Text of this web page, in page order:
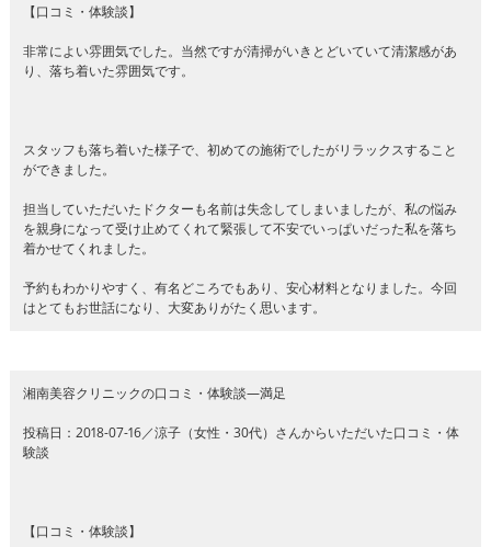
【口コミ・体験談】
非常によい雰囲気でした。当然ですが清掃がいきとどいていて清潔感があ
り、落ち着いた雰囲気です。
スタッフも落ち着いた様子で、初めての施術でしたがリラックスすること
ができました。
担当していただいたドクターも名前は失念してしまいましたが、私の悩み
を親身になって受け止めてくれて緊張して不安でいっぱいだった私を落ち
着かせてくれました。
予約もわかりやすく、有名どころでもあり、安心材料となりました。今回
はとてもお世話になり、大変ありがたく思います。
湘南美容クリニックの口コミ・体験談―満足
投稿日：2018-07-16／涼子（女性・30代）さんからいただいた口コミ・体
験談
【口コミ・体験談】